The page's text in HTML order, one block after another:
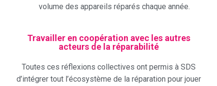
volume des appareils réparés chaque année.
Travailler en coopération avec les autres
acteurs de la réparabilité
Toutes ces réflexions collectives ont permis à SDS
d’intégrer tout l’écosystème de la réparation pour jouer